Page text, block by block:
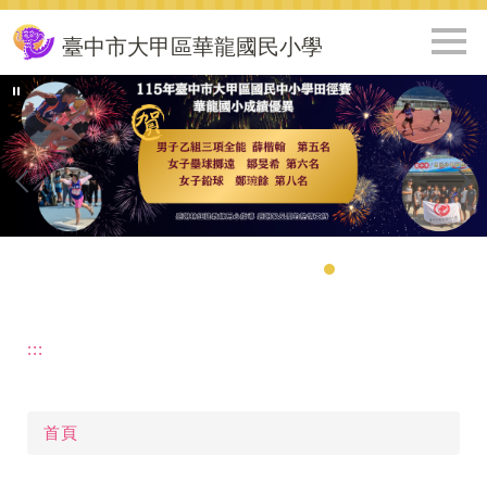
跳
到
主
要
內
容
區
臺中市大甲區華龍國民小學
:::
首頁